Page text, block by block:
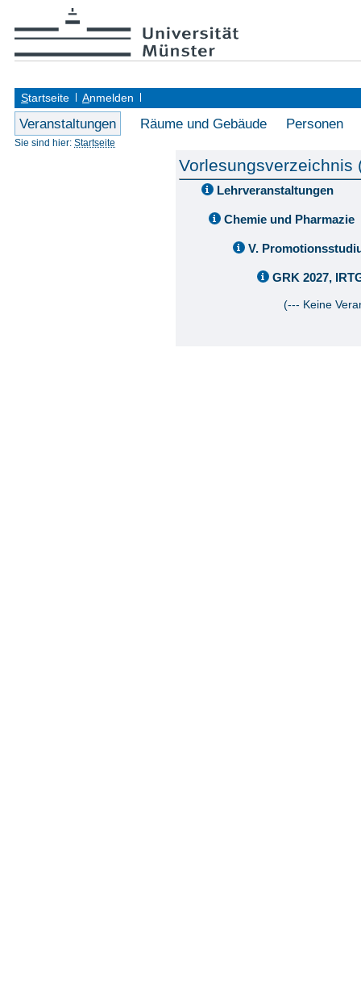
Startseite Anmelden
Veranstaltungen Räume und Gebäude Personen
Sie sind hier: Startseite
Vorlesungsverzeichnis
Lehrveranstaltungen
Chemie und Pharmazie
V.
GRK 2027,
(--- Keine